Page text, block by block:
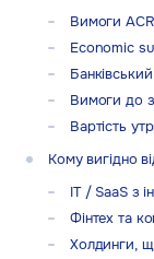
Вимоги
Economic
Вимоги до
Вартість
Кому вигідно
IT / SaaS з
Фінтех та
Холдинги,